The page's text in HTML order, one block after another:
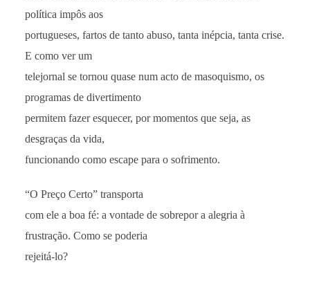
política impôs aos
portugueses, fartos de tanto abuso, tanta inépcia, tanta crise.
E como ver um
telejornal se tornou quase num acto de masoquismo, os
programas de divertimento
permitem fazer esquecer, por momentos que seja, as
desgraças da vida,
funcionando como escape para o sofrimento.
“O Preço Certo” transporta
com ele a boa fé: a vontade de sobrepor a alegria à
frustração. Como se poderia
rejeitá-lo?